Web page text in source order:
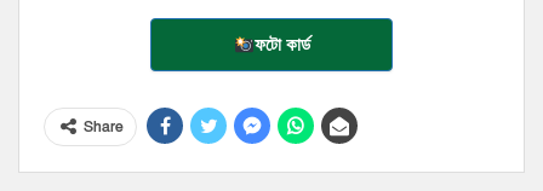
ফটো কার্ড
Share